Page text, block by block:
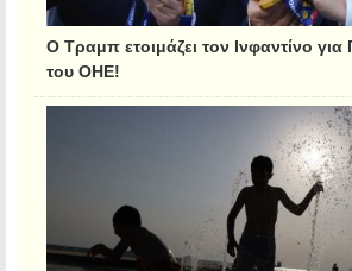
Ο Τραμπ ετοιμάζει τον Ινφαντίνο για
του ΟΗΕ!